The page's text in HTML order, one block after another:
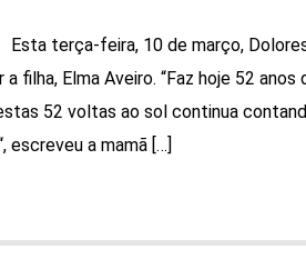
terça-feira, 10 de março,
filha, Elma Aveiro. “Faz hoje 52 anos
52 voltas ao sol continua
escreveu a mamã […]